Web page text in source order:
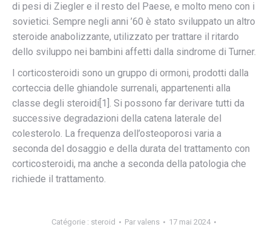
di pesi di Ziegler e il resto del Paese, e molto meno con i
sovietici. Sempre negli anni ’60 è stato sviluppato un altro
steroide anabolizzante, utilizzato per trattare il ritardo
dello sviluppo nei bambini affetti dalla sindrome di Turner.
I corticosteroidi sono un gruppo di ormoni, prodotti dalla
corteccia delle ghiandole surrenali, appartenenti alla
classe degli steroidi[1]. Si possono far derivare tutti da
successive degradazioni della catena laterale del
colesterolo. La frequenza dell’osteoporosi varia a
seconda del dosaggio e della durata del trattamento con
corticosteroidi, ma anche a seconda della patologia che
richiede il trattamento.
Catégorie : steroid Par valens
17 mai 2024